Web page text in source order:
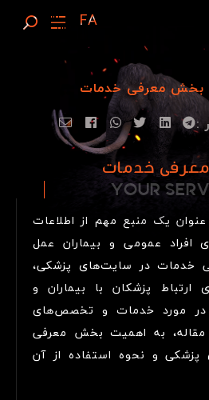
بخش معرفی خدمات
:
خدمات
YOUR
YOUR SERV
یک منبع مهم از اطلاعات
افراد عمومی و بیماران عمل
خدمات در سایت‌های پزشکی،
ارتباط پزشکان با بیماران و
در مورد خدمات و تخصص‌های
به اهمیت بخش معرفی
و نحوه استفاده از آن